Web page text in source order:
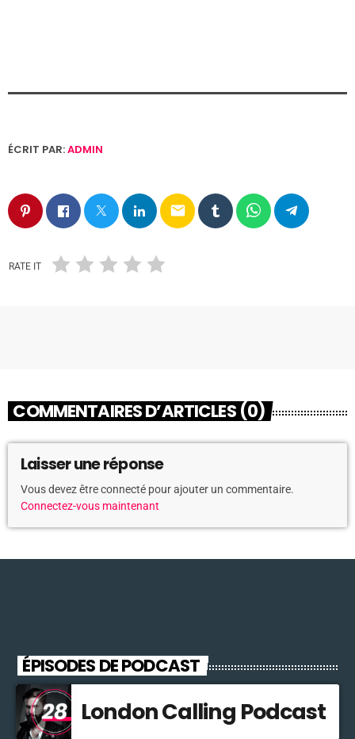
ÉCRIT PAR:ADMIN
email
RATE IT
COMMENTAIRES D’ARTICLES (0)
Laisser une réponse
Vous devez être connecté pour ajouter un commentaire.
Connectez-vous maintenant
ÉPISODES DE PODCAST
London Calling Podcast